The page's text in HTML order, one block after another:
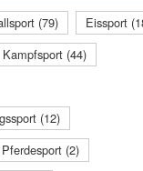
(79)
Eissport
Kampfsport (44)
(12)
Pferdesport (2)